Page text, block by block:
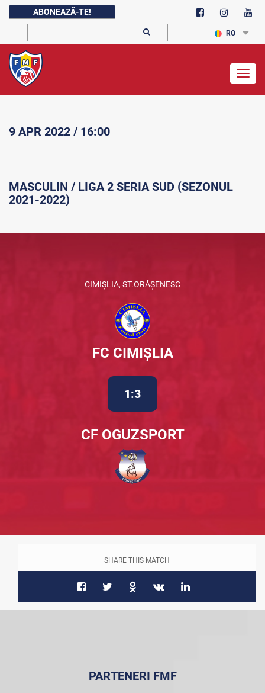
ABONEAZĂ-TE!
RO
9 APR 2022 / 16:00
MASCULIN / LIGA 2 SERIA SUD (SEZONUL
2021-2022)
CIMIȘLIA, ST.ORĂȘENESC
FC CIMIȘLIA
1:3
CF OGUZSPORT
SHARE THIS MATCH
PARTENERI FMF